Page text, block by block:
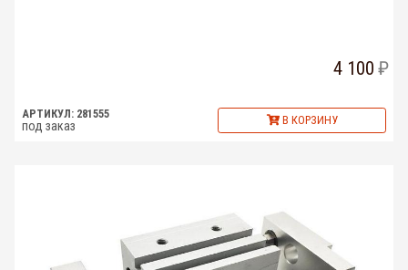
4 100
АРТИКУЛ: 281555
под заказ В КОРЗИНУ